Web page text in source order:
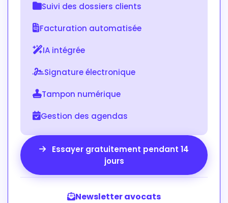
Suivi des dossiers clients
Facturation automatisée
IA intégrée
Signature électronique
Tampon numérique
Gestion des agendas
Essayer gratuitement pendant 14
jours
Newsletter avocats